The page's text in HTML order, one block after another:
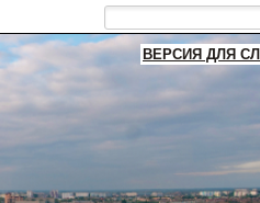
ВЕРСИЯ ДЛЯ